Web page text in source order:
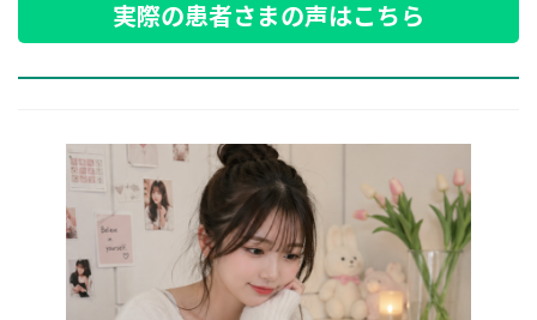
実際の患者さまの声はこちら